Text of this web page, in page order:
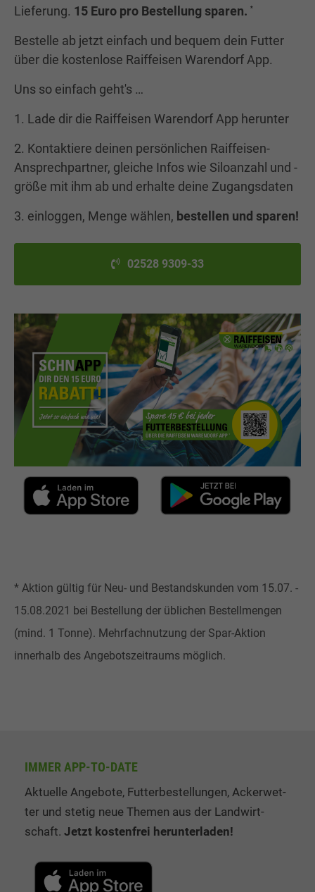
Lieferung. 15 Euro pro Bestellung sparen. *
Bestelle ab jetzt einfach und bequem dein Futter
über die kostenlose Raiffeisen Warendorf App.
Uns so einfach geht's …
1. Lade dir die Raiffeisen Warendorf App herunter
2. Kontaktiere deinen persönlichen Raiffeisen-
Ansprechpartner, gleiche Infos wie Siloanzahl und -
größe mit ihm ab und erhalte deine Zugangsdaten
3. einloggen, Menge wählen, bestellen und sparen!
02528 9309-33
* Aktion gültig für Neu- und Bestandskunden vom 15.07. -
15.08.2021 bei Bestellung der üblichen Bestellmengen
(mind. 1 Tonne). Mehrfachnutzung der Spar-Aktion
innerhalb des Angebotszeitraums möglich.
IMMER APP-TO-DATE
Aktuelle Angebote, Fut­ter­be­stel­lung­en, Ack­er­wet­
ter und stetig neue The­men aus der Land­wirt­
schaft. Jetzt kos­ten­frei her­un­ter­la­den!